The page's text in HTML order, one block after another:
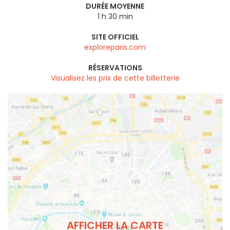
DURÉE MOYENNE
1 h 30 min
SITE OFFICIEL
exploreparis.com
RÉSERVATIONS
Visualisez les prix de cette billetterie
AFFICHER LA CARTE